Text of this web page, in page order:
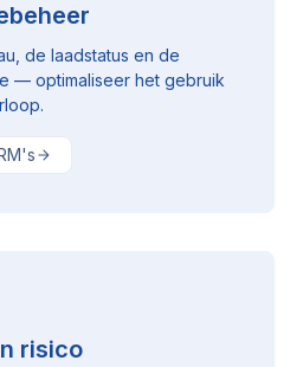
de laadstatus en de
— optimaliseer het gebruik
risico